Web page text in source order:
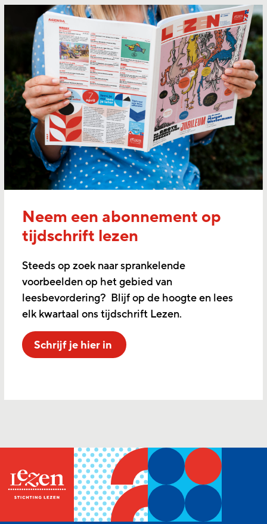
Neem een abonnement op
tijdschrift lezen
Steeds op zoek naar sprankelende
voorbeelden op het gebied van
leesbevordering? Blijf op de hoogte en lees
elk kwartaal ons tijdschrift Lezen.
Schrijf je hier in